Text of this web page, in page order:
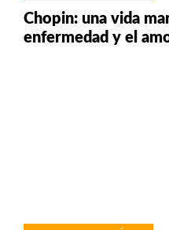
Chopin: una vida
enfermedad y el